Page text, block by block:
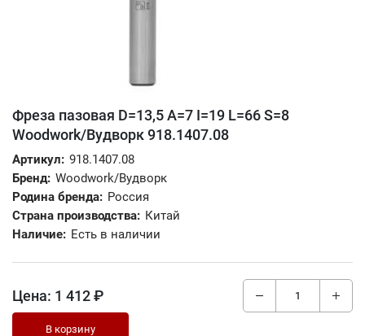
Фреза пазовая D=13,5 A=7 I=19 L=66 S=8
Woodwork/Вудворк 918.1407.08
Артикул: 918.1407.08
Бренд: Woodwork/Вудворк
Родина бренда: Россия
Страна производства: Китай
Наличие: Есть в наличии
Цена: 1 412 ₽
В корзину